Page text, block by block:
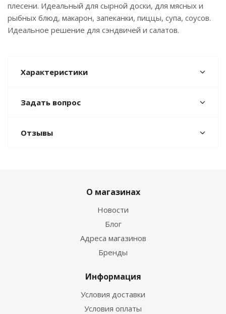
плесени. Идеальный для сырной доски, для мясных и
рыбных блюд, макарон, запеканки, пиццы, супа, соусов.
Идеальное решение для сэндвичей и салатов.
Характеристики
Задать вопрос
Отзывы
О магазинах
Новости
Блог
Адреса магазинов
Бренды
Информация
Условия доставки
Условия оплаты